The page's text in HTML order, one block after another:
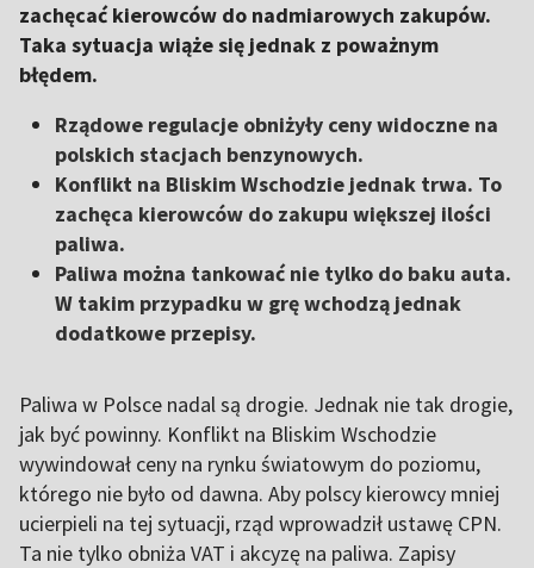
zachęcać kierowców do nadmiarowych zakupów.
Taka sytuacja wiąże się jednak z poważnym
błędem.
Rządowe regulacje obniżyły ceny widoczne na
polskich stacjach benzynowych.
Konflikt na Bliskim Wschodzie jednak trwa. To
zachęca kierowców do zakupu większej ilości
paliwa.
Paliwa można tankować nie tylko do baku auta.
W takim przypadku w grę wchodzą jednak
dodatkowe przepisy.
Paliwa w Polsce nadal są drogie. Jednak nie tak drogie,
jak być powinny. Konflikt na Bliskim Wschodzie
wywindował ceny na rynku światowym do poziomu,
którego nie było od dawna. Aby polscy kierowcy mniej
ucierpieli na tej sytuacji, rząd wprowadził ustawę CPN.
Ta nie tylko obniża VAT i akcyzę na paliwa. Zapisy